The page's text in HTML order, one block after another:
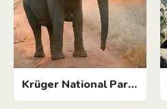
Krüger National Park
og omegn